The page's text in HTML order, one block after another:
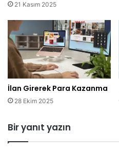
21 Kasım 2025
İlan Girerek Para Kazanma
28 Ekim 2025
Bir yanıt yazın